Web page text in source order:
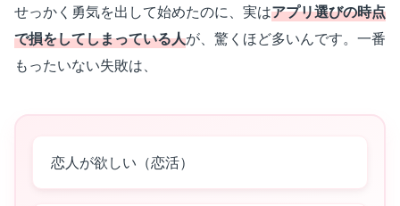
せっかく勇気を出して始めたのに、実はアプリ選びの時点
で損をしてしまっている人が、驚くほど多いんです。一番
もったいない失敗は、
恋人が欲しい（恋活）